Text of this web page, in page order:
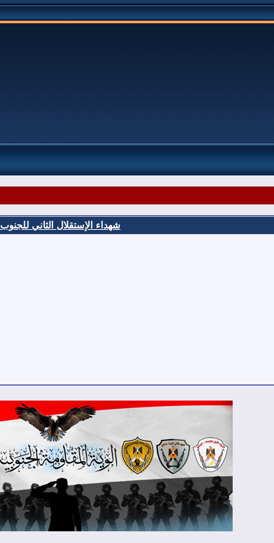
شهداء الإستقلال الثاني للجنوب